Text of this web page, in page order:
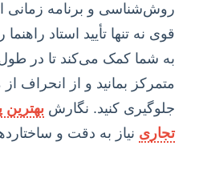
روش‌شناسی و برنامه زمانی
قوی نه تنها تأیید استاد راهنما
به شما کمک می‌کند تا در طول
متمرکز بمانید و از انحراف
جلوگیری کنید. نگارش
تجاری نیاز به دقت و